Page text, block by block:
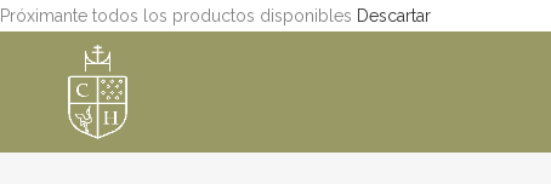
Próximante todos los productos disponibles Descartar